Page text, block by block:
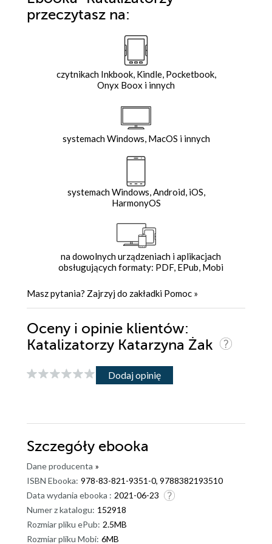
przeczytasz na:
czytnikach Inkbook, Kindle, Pocketbook,
Onyx Boox i innych
systemach Windows, MacOS i innych
systemach Windows, Android, iOS,
HarmonyOS
na dowolnych urządzeniach i aplikacjach
obsługujących formaty: PDF, EPub, Mobi
Masz pytania? Zajrzyj do zakładki Pomoc »
Oceny i opinie klientów:
Katalizatorzy Katarzyna Żak
Dodaj opinię
Szczegóły ebooka
Dane producenta »
ISBN Ebooka: 978-83-821-9351-0, 9788382193510
Data wydania ebooka : 2021-06-23
Numer z katalogu: 152918
Rozmiar pliku ePub: 2.5MB
Rozmiar pliku Mobi: 6MB